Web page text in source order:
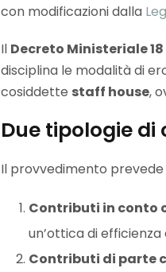
con modificazioni dalla
Il Decreto Ministeriale
disciplina le modalità di
cosiddette staff house,
Due tipologie
Il provvedimento prevede
Contributi in conto
un’ottica di
Contributi di parte